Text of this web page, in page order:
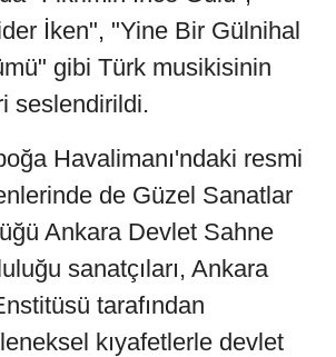
İken", "Yine Bir Gülnihal
gibi Türk musikisinin
seslendirildi.
Havalimanı'ndaki resmi
de Güzel Sanatlar
Ankara Devlet Sahne
sanatçıları, Ankara
tarafından
kıyafetlerle devlet